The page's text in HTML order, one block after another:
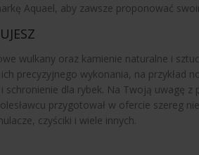
Aquael, aby zawsze proponować
wulkany oraz kamienie naturalne i
precyzyjnego wykonania, na
dla rybek. Na Twoją uwagę
przygotował w ofercie szereg
czyściki i wiele innych.